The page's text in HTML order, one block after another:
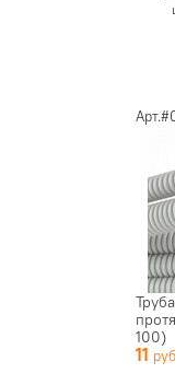
100)
11